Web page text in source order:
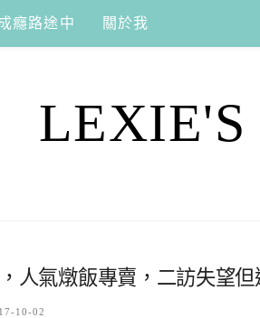
癮路途中 關於我
LEXIE'S
人氣燉飯專賣，二訪失望
10-02